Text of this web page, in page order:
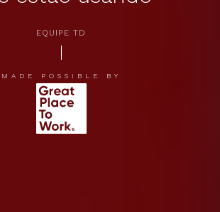
EQUIPE TD
MADE POSSIBLE BY